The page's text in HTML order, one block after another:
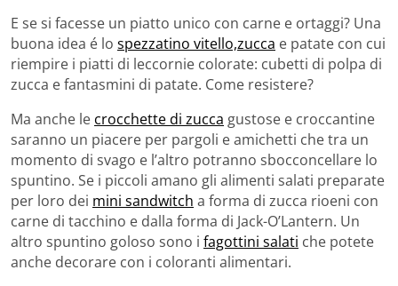
E se si facesse un piatto unico con carne e ortaggi? Una
buona idea é lo spezzatino vitello,zucca e patate con cui
riempire i piatti di leccornie colorate: cubetti di polpa di
zucca e fantasmini di patate. Come resistere?
Ma anche le crocchette di zucca gustose e croccantine
saranno un piacere per pargoli e amichetti che tra un
momento di svago e l’altro potranno sbocconcellare lo
spuntino. Se i piccoli amano gli alimenti salati preparate
per loro dei mini sandwitch a forma di zucca rioeni con
carne di tacchino e dalla forma di Jack-O’Lantern. Un
altro spuntino goloso sono i fagottini salati che potete
anche decorare con i coloranti alimentari.